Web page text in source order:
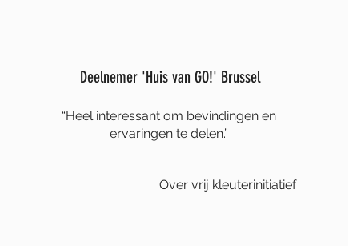
Deelnemer 'Huis van GO!' Brussel
“Heel interessant om bevindingen en
ervaringen te delen.”
Over vrij kleuterinitiatief